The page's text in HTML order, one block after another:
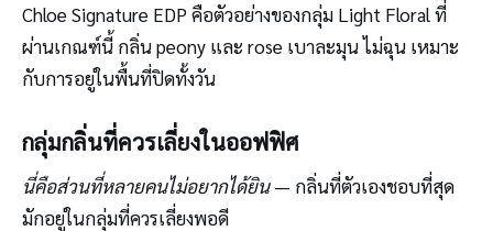
Chloe Signature EDP คือตัวอย่างของกลุ่ม Light Floral ที่
ผ่านเกณฑ์นี้ กลิ่น peony และ rose เบาละมุน ไม่ฉุน เหมาะ
กับการอยู่ในพื้นที่ปิดทั้งวัน
กลุ่มกลิ่นที่ควรเลี่ยงในออฟฟิศ
นี่คือส่วนที่หลายคนไม่อยากได้ยิน— กลิ่นที่ตัวเองชอบที่สุด
มักอยู่ในกลุ่มที่ควรเลี่ยงพอดี